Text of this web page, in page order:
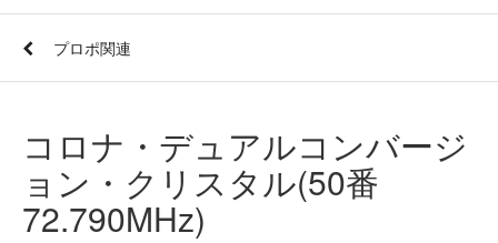
プロポ関連
コロナ・デュアルコンバージ
ョン・クリスタル(50番
72.790MHz)